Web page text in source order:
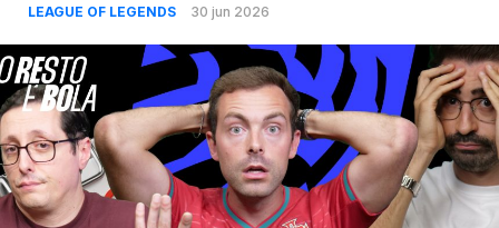
LEAGUE OF LEGENDS 30 jun 2026